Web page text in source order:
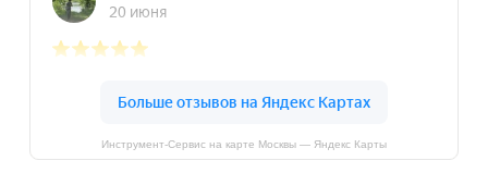
Инструмент-Сервис на карте Москвы — Яндекс Карты